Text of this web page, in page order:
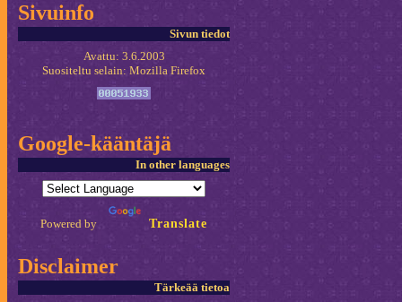
Sivuinfo
Sivun tiedot
Avattu: 3.6.2003
Suositeltu selain: Mozilla Firefox
Google-kääntäjä
In other languages
Powered by Translate
Disclaimer
Tärkeää tietoa